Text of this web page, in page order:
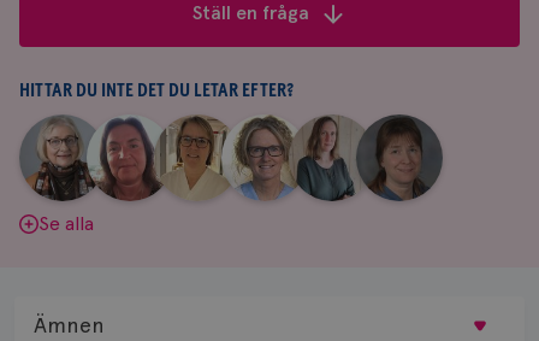
&
svar
Ställ en fråga
HITTAR DU INTE DET DU LETAR EFTER?
Aina
Johnsson
|
Anne
Andersson
Fredrika
Killander
|
Jeanette
Bäcklund
|
Maria
Edegran
|
Yvette
Andersson
Se alla
Ämnen